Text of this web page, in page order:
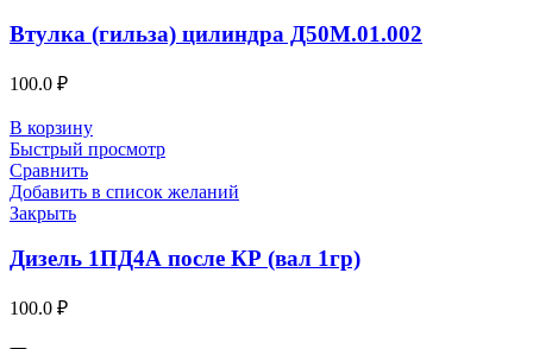
Втулка (гильза) цилиндра Д50М.01.002
100.0 ₽
В корзину
Быстрый просмотр
Сравнить
Добавить в список желаний
Закрыть
Дизель 1ПД4А после КР (вал 1гр)
100.0 ₽